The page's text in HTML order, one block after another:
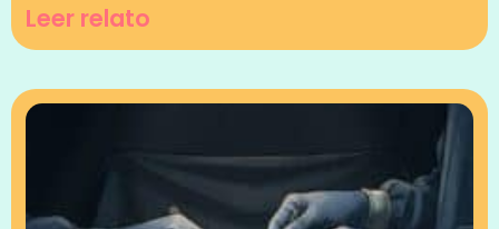
Leer relato